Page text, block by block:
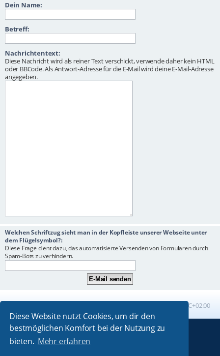
Diese Website nutzt Cookies, um dir den
bestmöglichen Komfort bei der Nutzung zu
bieten. Mehr erfahren
Dein Name:
Betreff:
Nachrichtentext:
Diese Nachricht wird als reiner Text verschickt, verwende daher kein HTML
oder BBCode. Als Antwort-Adresse für die E-Mail wird deine E-Mail-Adresse
angegeben.
Welchen Schriftzug sieht man in der Kopfleiste unserer Webseite unter
dem Flügelsymbol?:
Diese Frage dient dazu, das automatisierte Versenden von Formularen durch
Spam-Bots zu verhindern.
UTC+02:00
Powered byphpBB